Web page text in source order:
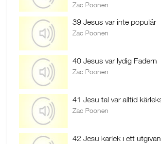
Zac Poonen
39 Jesus var inte populär
Zac Poonen
40 Jesus var lydig Fadern
Zac Poonen
41 Jesu tal var alltid
Zac Poonen
42 Jesu kärlek i ett